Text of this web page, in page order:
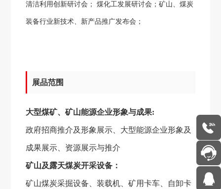
清洁利用创新研讨会； 煤化工发展研讨会；矿山、煤炭
装备行业新技术、新产品推广发布会；
展品范围
大型煤矿、矿山能源企业形象与成果:
政府招商推介及形象展示、大型能源企业形象及
成果展示、资源展示与推介
矿山及露天煤炭开采设备：
矿山煤炭采掘设备、装载机、矿用卡车、自卸卡